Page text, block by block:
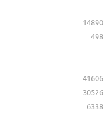
14890
498
41606
30526
6338